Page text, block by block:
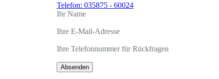
Telefon: 035875 - 60024
Ihr Name
Ihre E-Mail-Adresse
Ihre Telefonnummer für Rückfragen
Absenden